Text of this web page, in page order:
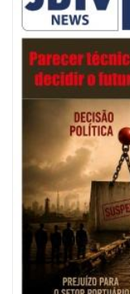
NAVEGANTES